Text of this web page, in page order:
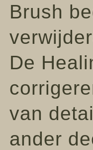
Brush
De
van
ander